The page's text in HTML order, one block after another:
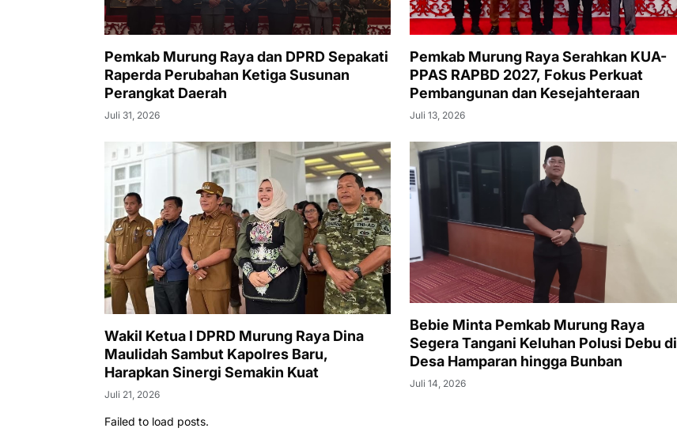
Pemkab Murung Raya dan DPRD Sepakati
Raperda Perubahan Ketiga Susunan
Perangkat Daerah
Juli 31, 2026
Pemkab Murung Raya Serahkan KUA-
PPAS RAPBD 2027, Fokus Perkuat
Pembangunan dan Kesejahteraan
Juli 13, 2026
Wakil Ketua I DPRD Murung Raya Dina
Maulidah Sambut Kapolres Baru,
Harapkan Sinergi Semakin Kuat
Juli 21, 2026
Bebie Minta Pemkab Murung Raya
Segera Tangani Keluhan Polusi Debu di
Desa Hamparan hingga Bunban
Juli 14, 2026
Failed to load posts.